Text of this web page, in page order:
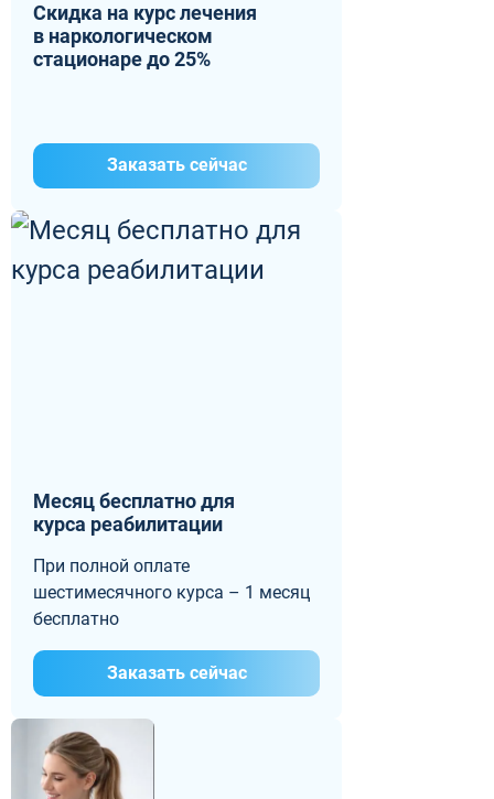
Скидка на курс лечения
в наркологическом
стационаре до 25%
Заказать сейчас
Месяц бесплатно для
курса реабилитации
При полной оплате
шестимесячного курса – 1 месяц
бесплатно
Заказать сейчас